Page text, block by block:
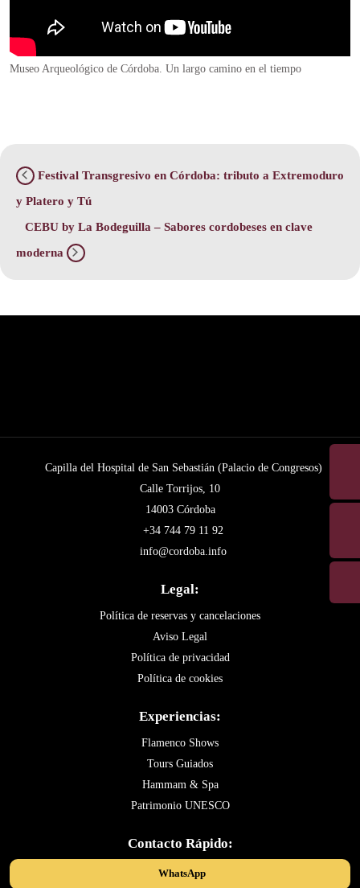
Museo Arqueológico de Córdoba. Un largo camino en el tiempo
Festival Transgresivo en Córdoba: tributo a Extremoduro
y Platero y Tú
CEBU by La Bodeguilla – Sabores cordobeses en clave
moderna
Capilla del Hospital de San Sebastián (Palacio de Congresos)
Calle Torrijos, 10
14003 Córdoba
+34 744 79 11 92
info@cordoba.info
Legal:
Política de reservas y cancelaciones
Aviso Legal
Política de privacidad
Política de cookies
Experiencias:
Flamenco Shows
Tours Guiados
Hammam & Spa
Patrimonio UNESCO
Contacto Rápido:
WhatsApp